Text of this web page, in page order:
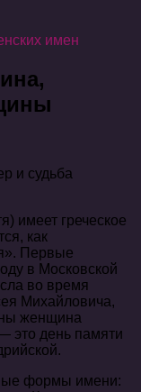
имен
имеет греческое
как
Первые
в Московской
во время
Михайловича,
женщина
это день памяти
формы имени: